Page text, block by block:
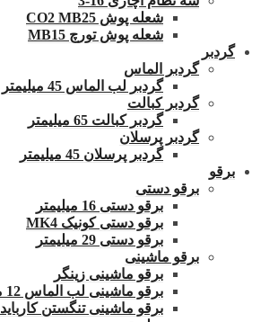
شعله پوش CO2 MB25
شعله پوش تورچ MB15
گردبر
گردبر الماس
گردبر لب الماس 45 میلیمتر
گردبر کبالت
گردبر کبالت 65 میلیمتر
گردبر پرسلان
گردبر پرسلان 45 میلیمتر
برقو
برقو دستی
برقو دستی 16 میلیمتر
برقو دستی کونیک MK4
برقو دستی 29 میلیمتر
برقو ماشینی
برقو ماشینی زینگر
برقو ماشینی لب الماس 12 میلیمتر